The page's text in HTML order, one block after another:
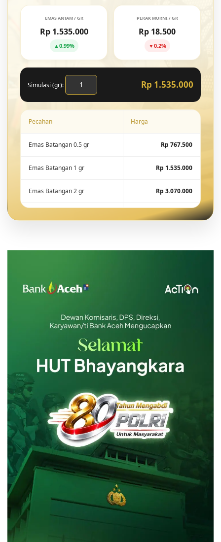
EMAS ANTAM / GR
Rp 1.535.000
▲ 0.99%
PERAK MURNI / GR
Rp 18.500
▼0.2%
Simulasi (gr): Rp 1.535.000
Pecahan Harga
Emas Batangan 0.5 gr Rp 767.500
Emas Batangan 1 gr Rp 1.535.000
Emas Batangan 2 gr Rp 3.070.000
Rp 7.675.000
Emas Batangan 50 gr Rp 76.443.000